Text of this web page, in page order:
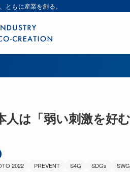
ともに産業を創る。
人は「弱い刺激を好
2022
PREVENT S4G SDGs